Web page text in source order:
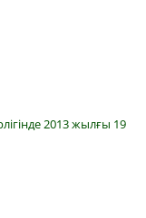
2013 жылғы 19